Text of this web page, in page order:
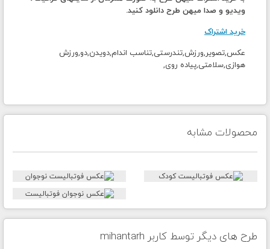
ویدیو و صدا میهن طرح دانلود کنید.
خرید اشتراک
عکس,تصویر,ورزش,تندرستی,تناسب اندام,دویدن,دو,ورزش
هوازی,سلامتی,پیاده روی,
محصولات مشابه
طرح های دیگر توسط کاربر mihantarh